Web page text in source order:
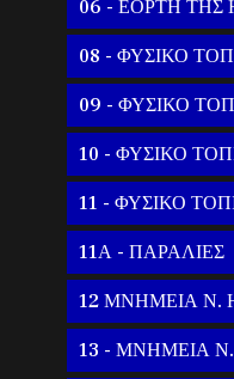
06 - ΕΟΡΤΗ ΤΗΣ
08 - ΦΥΣΙΚΟ
09 - ΦΥΣΙΚΟ
10 - ΦΥΣΙΚΟ
11 - ΦΥΣΙΚΟ
11Α - ΠΑΡΑΛΙΕΣ
12 ΜΝΗΜΕΙΑ Ν.
13 - ΜΝΗΜΕΙΑ